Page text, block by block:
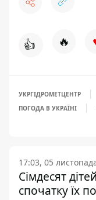
👍 🔥
УКРГІДРОМЕТЦЕНТР
ПОГОДА В УКРАЇНІ
17:03, 05
Сімдесят
спочатку їх